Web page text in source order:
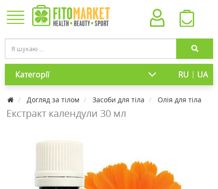
Категорії RU | UA
Догляд за тілом Засоби для тіла Олія для тіла
Екстракт календули 30 мл